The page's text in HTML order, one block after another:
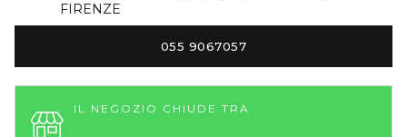
FIRENZE
055 9067057
IL NEGOZIO CHIUDE TRA